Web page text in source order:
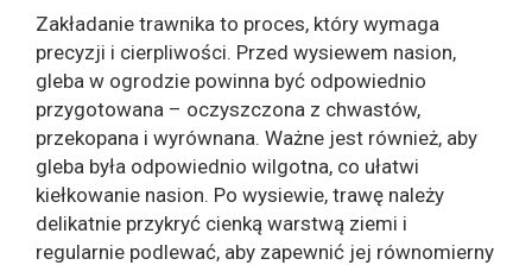
Zakładanie trawnika to proces, który wymaga
precyzji i cierpliwości. Przed wysiewem nasion,
gleba w ogrodzie powinna być odpowiednio
przygotowana – oczyszczona z chwastów,
przekopana i wyrównana. Ważne jest również, aby
gleba była odpowiednio wilgotna, co ułatwi
kiełkowanie nasion. Po wysiewie, trawę należy
delikatnie przykryć cienką warstwą ziemi i
regularnie podlewać, aby zapewnić jej równomierny